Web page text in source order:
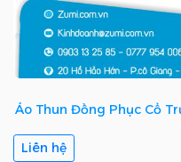
Áo Thun Đồng Phục Cổ
Liên hệ